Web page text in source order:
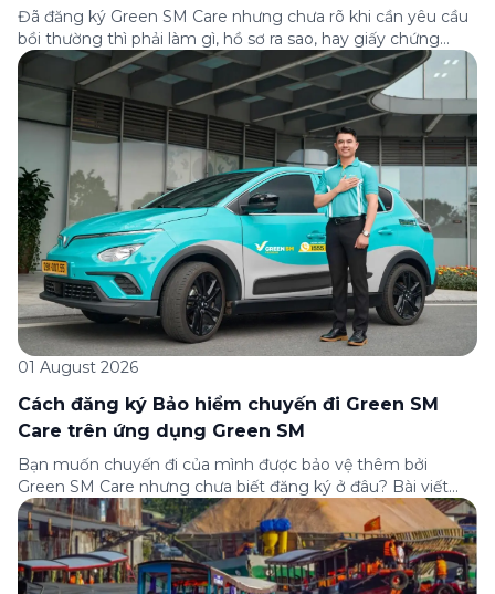
hỗ trợ
Đã đăng ký Green SM Care nhưng chưa rõ khi cần yêu cầu
bồi thường thì phải làm gì, hồ sơ ra sao, hay giấy chứng
nhận bảo hiểm tìm ở đâu? Bài viết này tổng hợp đầy đủ các
câu hỏi thường gặp nhất về quy trình bồi thường và hỗ trợ
của Green […]
01 August 2026
Cách đăng ký Bảo hiểm chuyến đi Green SM
Care trên ứng dụng Green SM
Bạn muốn chuyến đi của mình được bảo vệ thêm bởi
Green SM Care nhưng chưa biết đăng ký ở đâu? Bài viết
dưới đây sẽ hướng dẫn chi tiết cách tham gia (và hủy tham
gia) gói bảo hiểm này ngay trên ứng dụng Green SM, cùng
những lưu ý quan trọng trước khi […]